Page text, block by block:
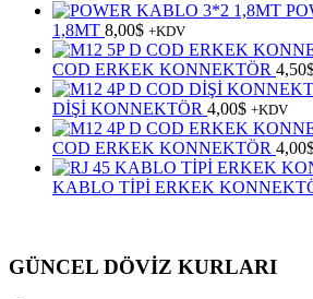
1,8MT 8,00$ +KDV
COD ERKEK KONNEKTÖR 4,50
DİŞİ KONNEKTÖR 4,00$ +KDV
COD ERKEK KONNEKTÖR 4,00
KABLO TİPİ ERKEK
GÜNCEL DÖVİZ KURLARI